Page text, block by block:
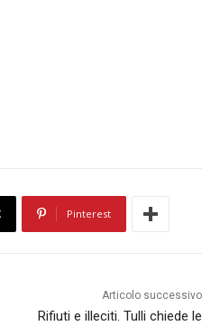
Pinterest
Articolo successivo
Rifiuti e illeciti. Tulli chiede le